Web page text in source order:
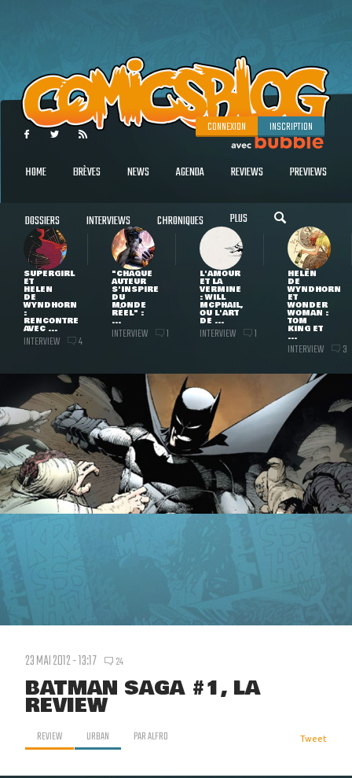
CONNEXION INSCRIPTION
HOME BRÈVES NEWS AGENDA REVIEWS PREVIEWS
DOSSIERS INTERVIEWS CHRONIQUES PLUS
SUPERGIRL
ET
HELEN
DE
WYNDHORN
:
RENCONTRE
AVEC ...
INTERVIEW 4
"CHAQUE
AUTEUR
S'INSPIRE
DU
MONDE
RÉEL" :
...
INTERVIEW 1
L'AMOUR
ET LA
VERMINE
: WILL
MCPHAIL,
OU L'ART
DE ...
INTERVIEW 1
HELEN
DE
WYNDHORN
ET
WONDER
WOMAN :
TOM
KING ET
...
INTERVIEW 3
23 MAI 2012 - 13:17 24
BATMAN SAGA #1, LA
REVIEW
REVIEW URBAN PARALFRO Tweet